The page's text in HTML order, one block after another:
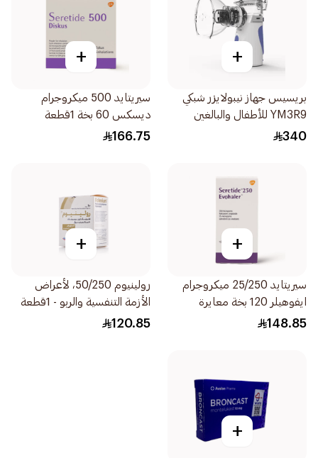
+
بريسيس جهاز نيبولايزر شبكي
YM3R9 للأطفال والبالغين
1قطعة
340
+
سيريتايد 500 ميكروجرام
ديسكس 60 بخة 1قطعة
166.75
+
سيريتايد 25/250 ميكروجرام
ايفوهيلر 120 بخة معايرة
1قطعة
148.85
+
رولينيوم 50/250، لأعراض
الأزمة التنفسية والربو - 1قطعة
120.85
+